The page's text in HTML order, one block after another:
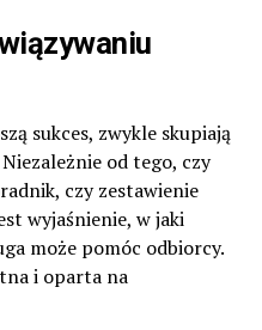
sukces, zwykle skupiają
od tego, czy
czy zestawienie
wyjaśnienie, w jaki
może pomóc odbiorcy.
i oparta na